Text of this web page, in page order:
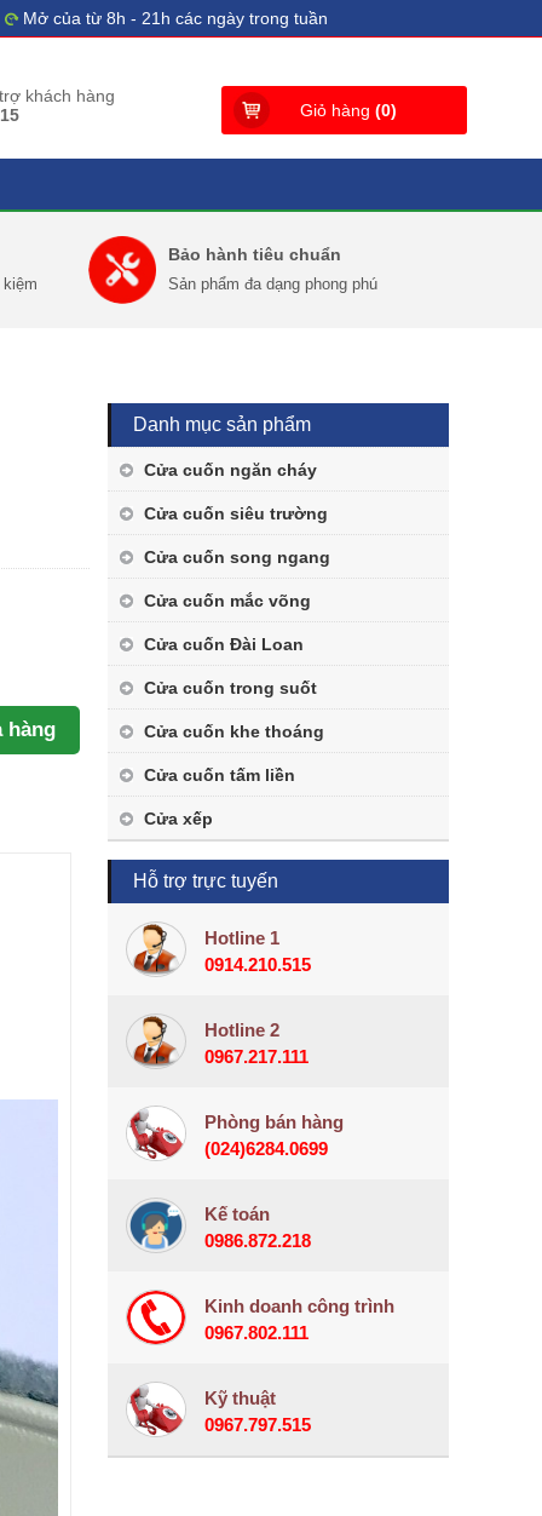
Mở của từ 8h - 21h các ngày trong tuần
khách hàng
Giỏ hàng (0)
Bảo hành tiêu chuẩn
Sản phẩm đa dạng phong phú
hàng
Danh mục sản phẩm
Cửa cuốn ngăn cháy
Cửa cuốn siêu trường
Cửa cuốn song ngang
Cửa cuốn mắc võng
Cửa cuốn Đài Loan
Cửa cuốn trong suốt
Cửa cuốn khe thoáng
Cửa cuốn tấm liền
Cửa xếp
Hỗ trợ trực tuyến
Hotline 1
0914.210.515
Hotline 2
0967.217.111
Phòng bán hàng
(024)6284.0699
Kế toán
0986.872.218
Kinh doanh công trình
0967.802.111
Kỹ thuật
0967.797.515